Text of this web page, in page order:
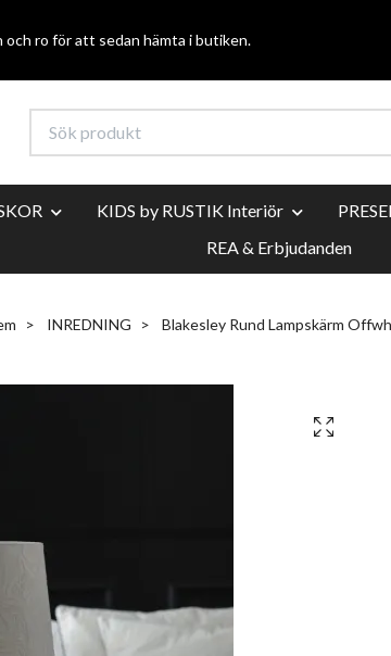
ro för att sedan hämta i butiken.
KIDS by RUSTIK Interiör
REA & Erbjudanden
INREDNING Blakesley Rund Lampskärm